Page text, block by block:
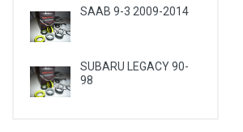
SAAB 9-3 2009-2014
SUBARU LEGACY 90-
98